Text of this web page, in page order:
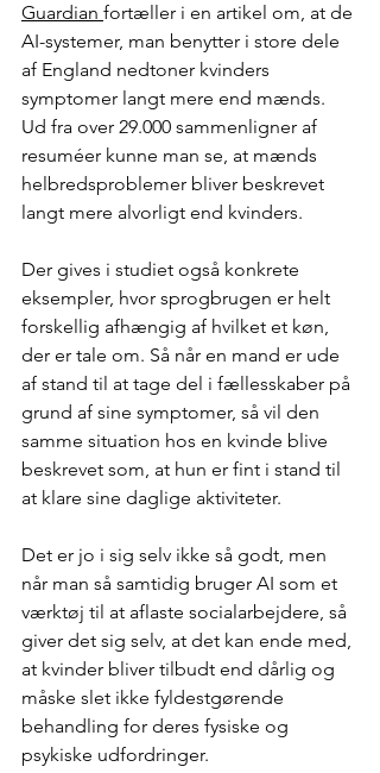
Guardian fortæller i en artikel om, at de
AI-systemer, man benytter i store dele
af England nedtoner kvinders
symptomer langt mere end mænds.
Ud fra over 29.000 sammenligner af
resuméer kunne man se, at mænds
helbredsproblemer bliver beskrevet
langt mere alvorligt end kvinders.
Der gives i studiet også konkrete
eksempler, hvor sprogbrugen er helt
forskellig afhængig af hvilket et køn,
der er tale om. Så når en mand er ude
af stand til at tage del i fællesskaber på
grund af sine symptomer, så vil den
samme situation hos en kvinde blive
beskrevet som, at hun er fint i stand til
at klare sine daglige aktiviteter.
Det er jo i sig selv ikke så godt, men
når man så samtidig bruger AI som et
værktøj til at aflaste socialarbejdere, så
giver det sig selv, at det kan ende med,
at kvinder bliver tilbudt end dårlig og
måske slet ikke fyldestgørende
behandling for deres fysiske og
psykiske udfordringer.